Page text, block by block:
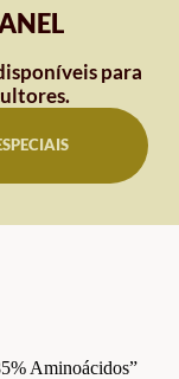
para
Aminoácidos”